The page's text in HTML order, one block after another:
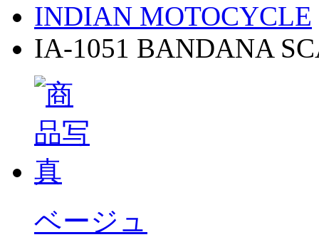
INDIAN MOTOCYCLE
IA-1051 BANDANA
ベージュ